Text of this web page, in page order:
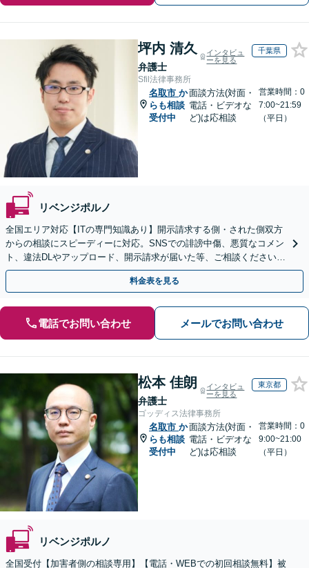
坪内 清久
弁護士
インタビュ
ーを見る
千葉県
Sfil法律事務所
名取市 か
らも相談
受付中
面談方法(対面・
電話・ビデオな
ど)は応相談
営業時間：0
7:00~21:59
（平日）
リベンジポルノ
全国エリア対応【ITの専門知識あり】開示請求する側・された側双方
からの相談にスピーディーに対応。SNSでの誹謗中傷、悪質なコメン
ト、違法DLやアップロード、開示請求が届いた等、ご相談ください
【WEB面談OK&解決実績豊富】【千葉中央駅4分】
料金表を見る
電話でお問い合わせ メールでお問い合わせ
松本 佳朗
弁護士
インタビュ
ーを見る
東京都
ゴッディス法律事務所
名取市 か
らも相談
受付中
面談方法(対面・
電話・ビデオな
ど)は応相談
営業時間：0
9:00~21:00
（平日）
リベンジポルノ
全国受付【加害者側の相談専用】【電話・WEBでの初回相談無料】被